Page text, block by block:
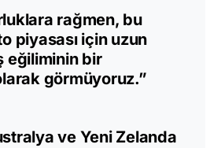
rağmen, bu
piyasası için uzun
eğiliminin bir
görmüyoruz.”
ve Yeni Zelanda